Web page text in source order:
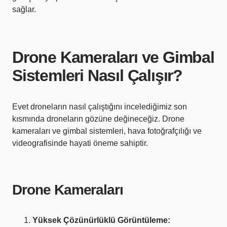
sağlar.
Drone Kameraları ve Gimbal
Sistemleri Nasıl Çalışır?
Evet droneların nasıl çalıştığını incelediğimiz son
kısmında droneların gözüne değineceğiz. Drone
kameraları ve gimbal sistemleri, hava fotoğrafçılığı ve
videografisinde hayati öneme sahiptir.
Drone Kameraları
Yüksek Çözünürlüklü Görüntüleme: